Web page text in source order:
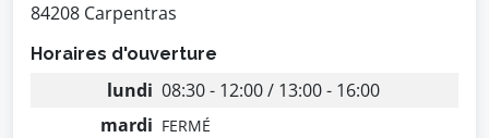
84208 Carpentras
Horaires d'ouverture
lundi 08:30 - 12:00 / 13:00 - 16:00
mardi FERMÉ